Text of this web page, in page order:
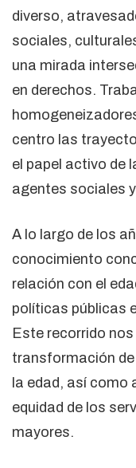
diverso,
sociales,
una mirada
en derechos.
centro las
el papel activo de
agentes sociales
A lo largo de los
conocimiento
relación con el
políticas públicas
Este recorrido
transformación
la edad, así como
equidad de los
mayores.